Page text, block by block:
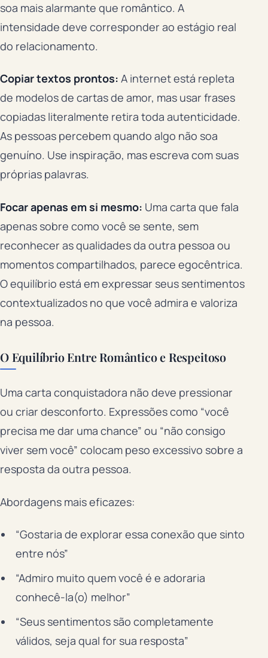
soa mais alarmante que romântico. A
intensidade deve corresponder ao estágio real
do relacionamento.
Copiar textos prontos: A internet está repleta
de modelos de cartas de amor, mas usar frases
copiadas literalmente retira toda autenticidade.
As pessoas percebem quando algo não soa
genuíno. Use inspiração, mas escreva com suas
próprias palavras.
Focar apenas em si mesmo: Uma carta que fala
apenas sobre como você se sente, sem
reconhecer as qualidades da outra pessoa ou
momentos compartilhados, parece egocêntrica.
O equilíbrio está em expressar seus sentimentos
contextualizados no que você admira e valoriza
na pessoa.
O Equilíbrio Entre Romântico e Respeitoso
Uma carta conquistadora não deve pressionar
ou criar desconforto. Expressões como “você
precisa me dar uma chance” ou “não consigo
viver sem você” colocam peso excessivo sobre a
resposta da outra pessoa.
Abordagens mais eficazes:
“Gostaria de explorar essa conexão que sinto
entre nós”
“Admiro muito quem você é e adoraria
conhecê-la(o) melhor”
“Seus sentimentos são completamente
válidos, seja qual for sua resposta”